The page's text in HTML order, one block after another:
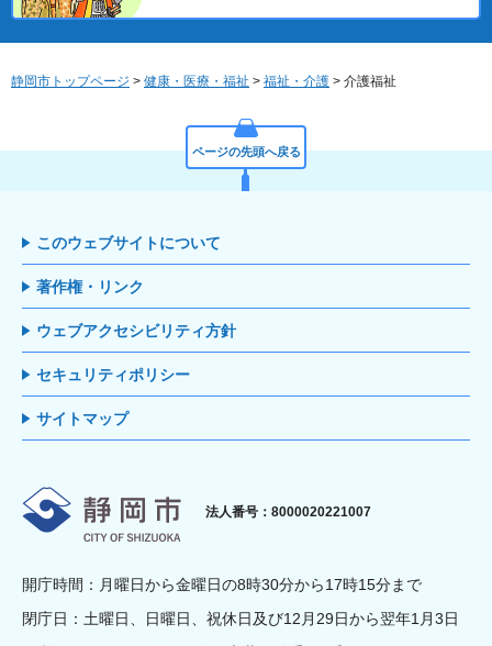
静岡市トップページ > 健康・医療・福祉 > 福祉・介護 > 介護福祉
ページの先頭へ戻る
このウェブサイトについて
著作権・リンク
ウェブアクセシビリティ方針
セキュリティポリシー
サイトマップ
静岡市
法人番号：8000020221007
開庁時間：月曜日から金曜日の8時30分から17時15分まで
閉庁日：土曜日、日曜日、祝休日及び12月29日から翌年1月3日